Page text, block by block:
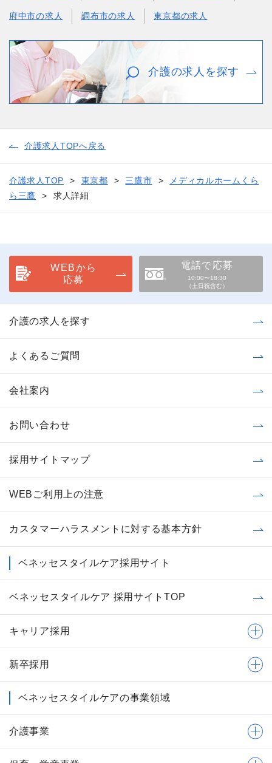
府中市の求人 調布市の求人 東京都の求人
介護の求人を探す
介護求人TOPへ戻る
介護求人TOP 東京都 三鷹市
メディカルホームくら
ら三鷹
求人詳細
WEBから
応募
電話で応募
10:00〜18:30
（土日祝含む）
介護の求人を探す
よくあるご質問
会社案内
お問い合わせ
採用サイトマップ
WEBご利用上の注意
カスタマーハラスメントに対する基本方針
ベネッセスタイルケア採用サイト
ベネッセスタイルケア 採用サイトTOP
キャリア採用
新卒採用
ベネッセスタイルケアの事業領域
介護事業